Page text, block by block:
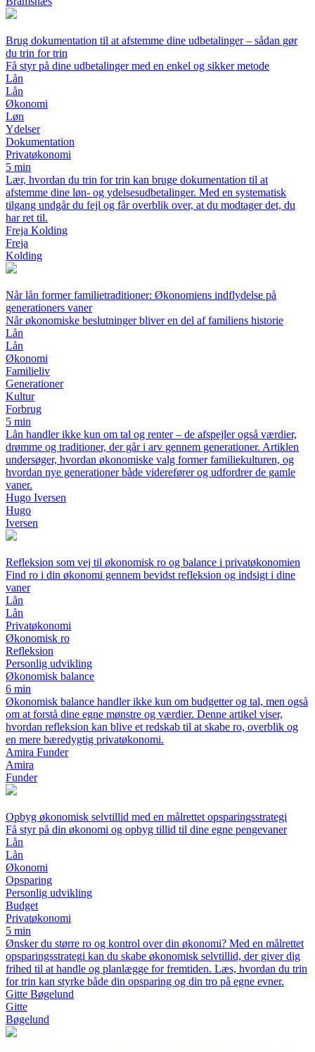
Brug dokumentation til at afstemme dine udbetalinger – sådan gør
du trin for trin
Få styr på dine udbetalinger med en enkel og sikker metode
Lån
Lån
Økonomi
Løn
Ydelser
Dokumentation
Privatøkonomi
5 min
Lær, hvordan du trin for trin kan bruge dokumentation til at
afstemme dine løn- og ydelsesudbetalinger. Med en systematisk
tilgang undgår du fejl og får overblik over, at du modtager det, du
har ret til.
Freja Kolding
Freja
Kolding
Når lån former familietraditioner: Økonomiens indflydelse på
generationers vaner
Når økonomiske beslutninger bliver en del af familiens historie
Lån
Lån
Økonomi
Familieliv
Generationer
Kultur
Forbrug
5 min
Lån handler ikke kun om tal og renter – de afspejler også værdier,
drømme og traditioner, der går i arv gennem generationer. Artiklen
undersøger, hvordan økonomiske valg former familiekulturen, og
hvordan nye generationer både viderefører og udfordrer de gamle
vaner.
Hugo Iversen
Hugo
Iversen
Refleksion som vej til økonomisk ro og balance i privatøkonomien
Find ro i din økonomi gennem bevidst refleksion og indsigt i dine
vaner
Lån
Lån
Privatøkonomi
Økonomisk ro
Refleksion
Personlig udvikling
Økonomisk balance
6 min
Økonomisk balance handler ikke kun om budgetter og tal, men også
om at forstå dine egne mønstre og værdier. Denne artikel viser,
hvordan refleksion kan blive et redskab til at skabe ro, overblik og
en mere bæredygtig privatøkonomi.
Amira Funder
Amira
Funder
Opbyg økonomisk selvtillid med en målrettet opsparingsstrategi
Få styr på din økonomi og opbyg tillid til dine egne pengevaner
Lån
Lån
Økonomi
Opsparing
Personlig udvikling
Budget
Privatøkonomi
5 min
Ønsker du større ro og kontrol over din økonomi? Med en målrettet
opsparingsstrategi kan du skabe økonomisk selvtillid, der giver dig
frihed til at handle og planlægge for fremtiden. Læs, hvordan du trin
for trin kan styrke både din opsparing og din tro på egne evner.
Gitte Bøgelund
Gitte
Bøgelund